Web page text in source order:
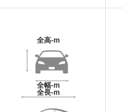
全高-m
全幅-m
全長-m